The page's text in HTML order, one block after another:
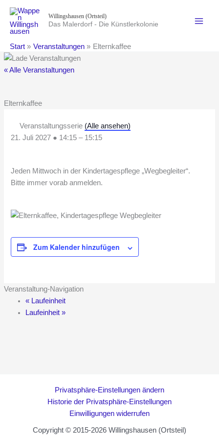
Inhalt
springen
Willingshausen (Ortsteil)
Das Malerdorf - Die Künstlerkolonie
Start Veranstaltungen Elternkaffee
« Alle Veranstaltungen
Elternkaffee
Veranstaltungsserie (Alle ansehen)
21. Juli 2027 ● 14:15– 15:15
Jeden Mittwoch in der Kindertagespflege „Wegbegleiter“.
Bitte immer vorab anmelden.
Zum Kalender hinzufügen
Veranstaltung-Navigation
«Laufeinheit
Laufeinheit »
Privatsphäre-Einstellungen ändern
Historie der Privatsphäre-Einstellungen
Einwilligungen widerrufen
Copyright © 2015-2026 Willingshausen (Ortsteil)